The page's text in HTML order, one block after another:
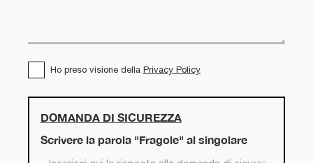
Ho preso visione della Privacy Policy
DOMANDA DI SICUREZZA
Scrivere la parola "Fragole" al singolare